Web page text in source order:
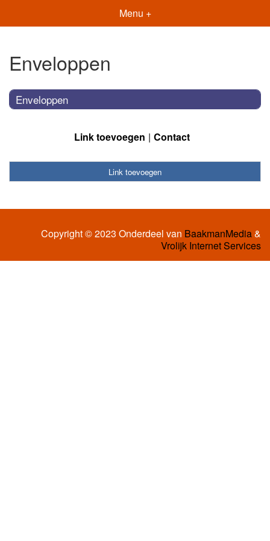
Menu +
Enveloppen
Enveloppen
Link toevoegen Contact
Link toevoegen
Copyright © 2023 Onderdeel van BaakmanMedia&
Vrolijk Internet Services